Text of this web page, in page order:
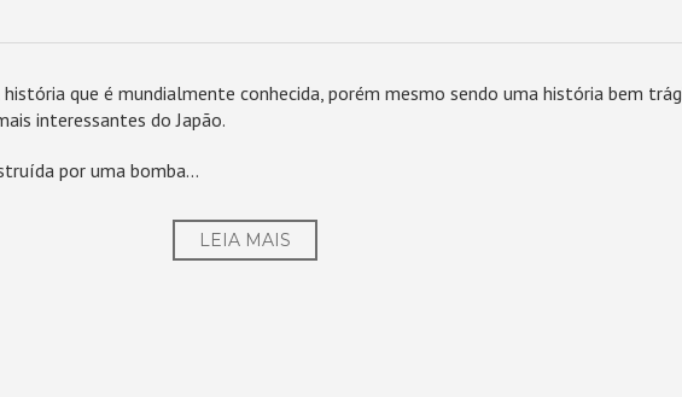
que é mundialmente conhecida, porém mesmo sendo uma história bem
interessantes do Japão.
por uma bomba...
LEIA MAIS